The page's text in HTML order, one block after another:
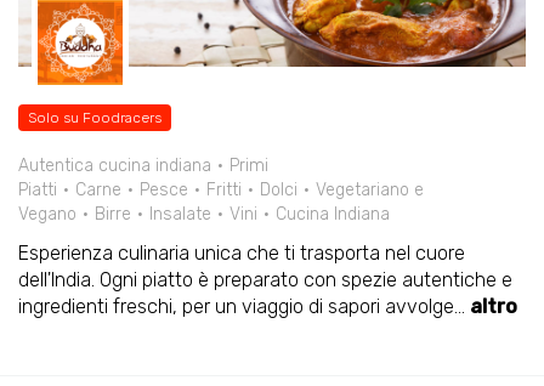
Solo su Foodracers
Autentica cucina indiana
Primi
Piatti
Carne Pesce Fritti Dolci
Vegetariano e
Vegano
Birre Insalate Vini Cucina Indiana
Esperienza culinaria unica che ti trasporta nel cuore
dell'India. Ogni piatto è preparato con spezie autentiche e
ingredienti freschi, per un viaggio di sapori avvolge... altro